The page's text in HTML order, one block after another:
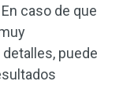
caso de que
puede